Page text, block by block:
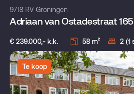
9718 RV Groningen
Adriaan van Ostadestraat 165
€ 239.000,- k.k. 58 m² 2 (1
Te koop